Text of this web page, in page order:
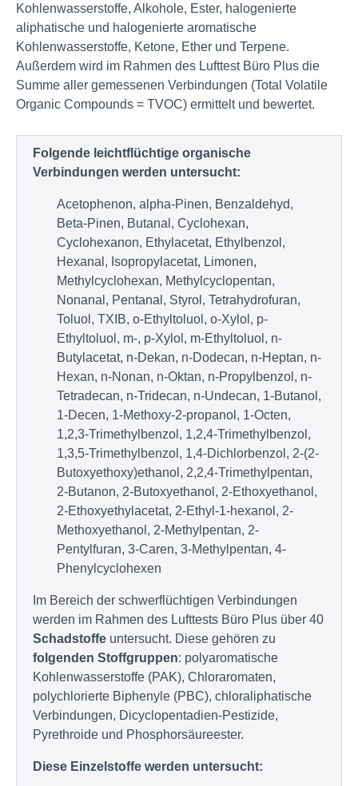
Kohlenwasserstoffe, Alkohole, Ester, halogenierte
aliphatische und halogenierte aromatische
Kohlenwasserstoffe, Ketone, Ether und Terpene.
Außerdem wird im Rahmen des Lufttest Büro Plus die
Summe aller gemessenen Verbindungen (Total Volatile
Organic Compounds = TVOC) ermittelt und bewertet.
Folgende leichtflüchtige organische
Verbindungen werden untersucht:
Acetophenon, alpha-Pinen, Benzaldehyd,
Beta-Pinen, Butanal, Cyclohexan,
Cyclohexanon, Ethylacetat, Ethylbenzol,
Hexanal, Isopropylacetat, Limonen,
Methylcyclohexan, Methylcyclopentan,
Nonanal, Pentanal, Styrol, Tetrahydrofuran,
Toluol, TXIB, o-Ethyltoluol, o-Xylol, p-
Ethyltoluol, m-, p-Xylol, m-Ethyltoluol, n-
Butylacetat, n-Dekan, n-Dodecan, n-Heptan, n-
Hexan, n-Nonan, n-Oktan, n-Propylbenzol, n-
Tetradecan, n-Tridecan, n-Undecan, 1-Butanol,
1-Decen, 1-Methoxy-2-propanol, 1-Octen,
1,2,3-Trimethylbenzol, 1,2,4-Trimethylbenzol,
1,3,5-Trimethylbenzol, 1,4-Dichlorbenzol, 2-(2-
Butoxyethoxy)ethanol, 2,2,4-Trimethylpentan,
2-Butanon, 2-Butoxyethanol, 2-Ethoxyethanol,
2-Ethoxyethylacetat, 2-Ethyl-1-hexanol, 2-
Methoxyethanol, 2-Methylpentan, 2-
Pentylfuran, 3-Caren, 3-Methylpentan, 4-
Phenylcyclohexen
Im Bereich der schwerflüchtigen Verbindungen
werden im Rahmen des Lufttests Büro Plus über 40
Schadstoffe untersucht. Diese gehören zu
folgenden Stoffgruppen: polyaromatische
Kohlenwasserstoffe (PAK), Chloraromaten,
polychlorierte Biphenyle (PBC), chloraliphatische
Verbindungen, Dicyclopentadien-Pestizide,
Pyrethroide und Phosphorsäureester.
Diese Einzelstoffe werden untersucht: